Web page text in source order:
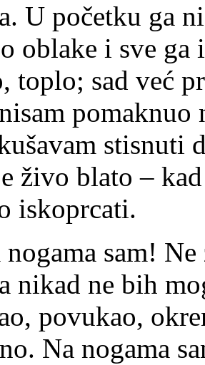
U početku ga
oblake i sve
toplo; sad već
stisnuti
živo blato –
iskoprcati.
sam!
nikad ne bih
povukao,
Na nogama